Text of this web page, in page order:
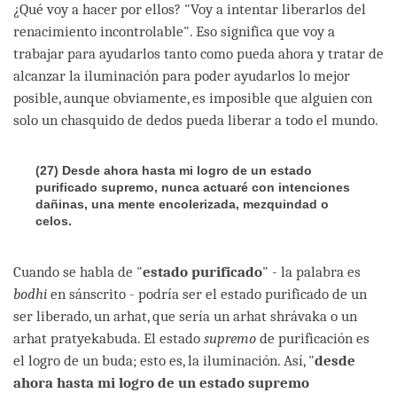
¿Qué voy a hacer por ellos? "Voy a intentar liberarlos del
renacimiento incontrolable". Eso significa que voy a
trabajar para ayudarlos tanto como pueda ahora y tratar de
alcanzar la iluminación para poder ayudarlos lo mejor
posible, aunque obviamente, es imposible que alguien con
solo un chasquido de dedos pueda liberar a todo el mundo.
(27) Desde ahora hasta mi logro de un estado
purificado supremo, nunca actuaré con intenciones
dañinas, una mente encolerizada, mezquindad o
celos.
Cuando se habla de "estado purificado" - la palabra es
bodhi en sánscrito - podría ser el estado purificado de un
ser liberado, un arhat, que sería un arhat shrávaka o un
arhat pratyekabuda. El estado supremo de purificación es
el logro de un buda; esto es, la iluminación. Así, "desde
ahora hasta mi logro de un estado supremo